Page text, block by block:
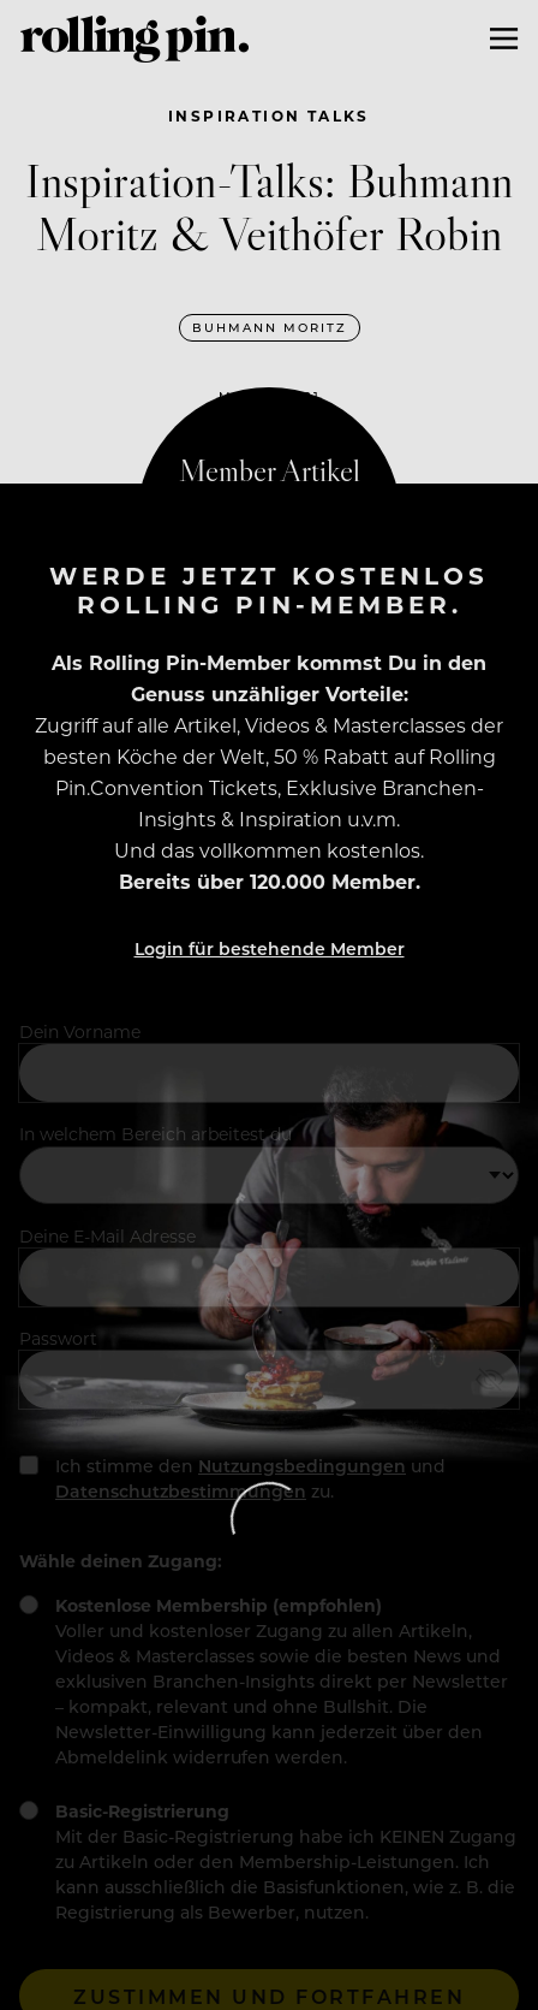
INSPIRATION TALKS
Inspiration-Talks: Buhmann
Moritz & Veithöfer Robin
BUHMANN MORITZ
MAI 19, 2021
WERDE JETZT KOSTENLOS
ROLLING PIN-MEMBER.
Als Rolling Pin-Member kommst Du in den
Genuss unzähliger Vorteile:
Zugriff auf alle Artikel, Videos & Masterclasses der
besten Köche der Welt, 50 % Rabatt auf Rolling
Pin.Convention Tickets, Exklusive Branchen-
Insights & Inspiration u.v.m.
Und das vollkommen kostenlos.
Bereits über 120.000 Member.
Login für bestehende Member
Dein Vorname
In welchem Bereich arbeitest du
Deine E-Mail Adresse
Passwort
Ich stimme den Nutzungsbedingungen und
Datenschutzbestimmungen zu.
Wähle deinen Zugang:
Kostenlose Membership (empfohlen)
Voller und kostenloser Zugang zu allen Artikeln,
Videos & Masterclasses sowie die besten News und
exklusiven Branchen-Insights direkt per Newsletter
– kompakt, relevant und ohne Bullshit. Die
Newsletter-Einwilligung kann jederzeit über den
Abmeldelink widerrufen werden.
Basic-Registrierung
Mit der Basic-Registrierung habe ich KEINEN Zugang
zu Artikeln oder den Membership-Leistungen. Ich
kann ausschließlich die Basisfunktionen, wie z. B. die
Registrierung als Bewerber, nutzen.
ZUSTIMMEN UND FORTFAHREN